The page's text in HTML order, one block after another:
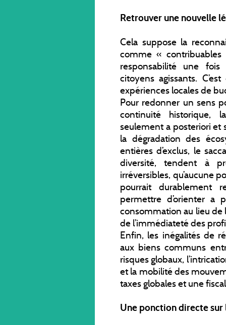
Retrouver une nouvelle
Cela suppose la
comme «
responsabilité une
citoyens agissants.
expériences locales de
Pour redonner un sens
continuité historique,
seulement a posteriori et
la dégradation des
entières d’exclus, le
diversité, tendent à
irréversibles, qu’aucune
pourrait durablement
permettre d’orienter
consommation au lieu de
de l’immédiateté des
Enfin, les inégalités de
aux biens communs
risques globaux,
et la mobilité des
taxes globales et une
Une ponction directe